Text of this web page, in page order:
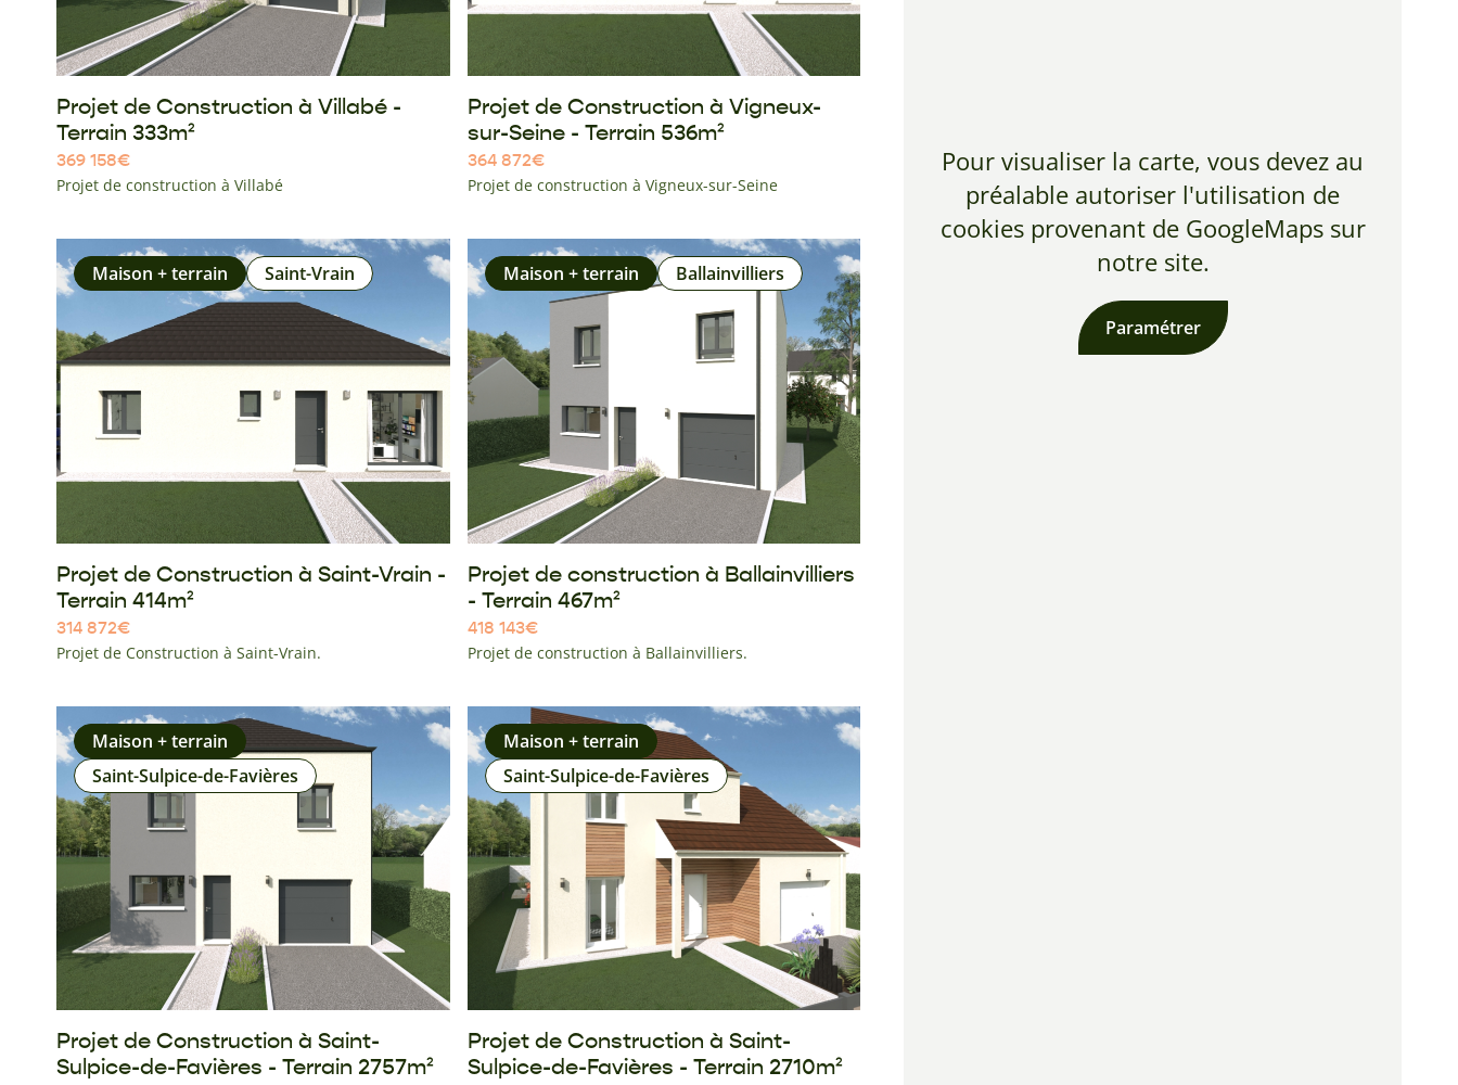
Projet de Construction à Villabé -
Terrain 333m²
369 158€
Projet de construction à Villabé
Projet de Construction à Vigneux-
sur-Seine - Terrain 536m²
364 872€
Projet de construction à Vigneux-sur-Seine
Maison + terrain Saint-Vrain
Projet de Construction à Saint-Vrain -
Terrain 414m²
314 872€
Projet de Construction à Saint-Vrain.
Maison + terrain Ballainvilliers
Projet de construction à Ballainvilliers
- Terrain 467m²
418 143€
Projet de construction à Ballainvilliers.
Maison + terrain
Saint-Sulpice-de-Favières
Projet de Construction à Saint-
Sulpice-de-Favières - Terrain 2757m²
Maison + terrain
Saint-Sulpice-de-Favières
Projet de Construction à Saint-
Sulpice-de-Favières - Terrain 2710m²
Pour visualiser la carte, vous devez au
préalable autoriser l'utilisation de
cookies provenant de GoogleMaps sur
notre site.
Paramétrer